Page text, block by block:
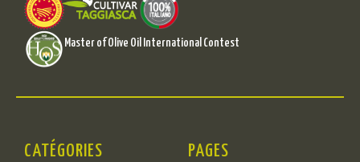
Master of Olive Oil International Contest
CATÉGORIES PAGES